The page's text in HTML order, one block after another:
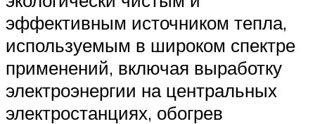
эффективным источником тепла,
используемым в широком спектре
применений, включая выработку
электроэнергии на центральных
электростанциях, обогрев